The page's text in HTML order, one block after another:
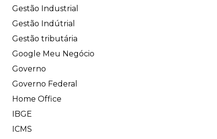
Gestão Industrial
Gestão Indútrial
Gestão tributária
Google Meu Negócio
Governo
Governo Federal
Home Office
IBGE
ICMS